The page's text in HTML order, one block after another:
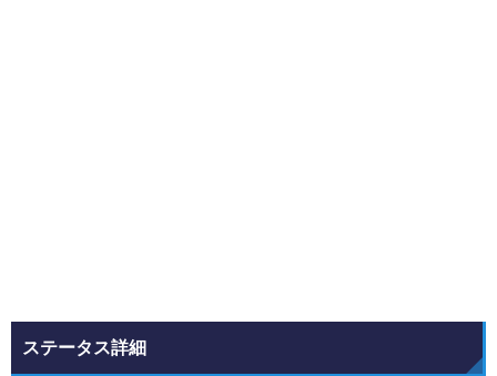
ステータス詳細